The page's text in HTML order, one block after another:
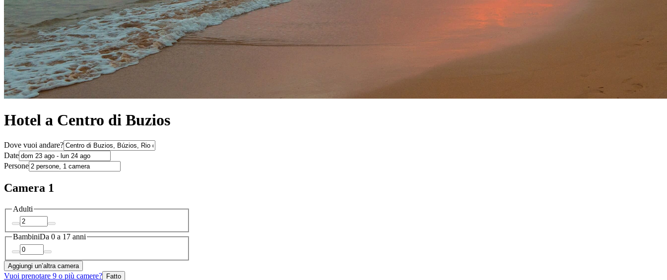
Hotel a Centro di Buzios
Dove vuoi andare?
Date
Persone
Camera 1
Adulti
BambiniDa 0 a 17 anni
Aggiungi un’altra camera
Vuoi prenotare 9 o più camere? Fatto